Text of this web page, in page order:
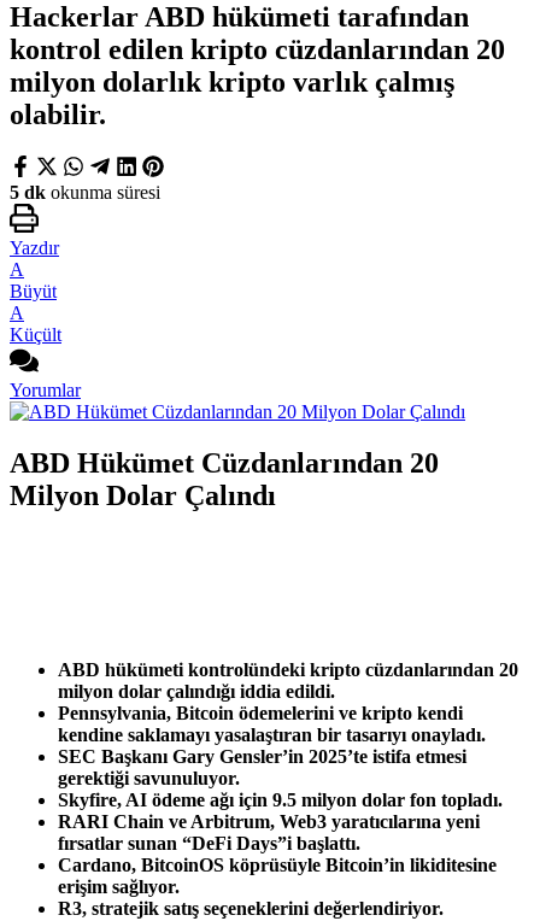
Hackerlar ABD hükümeti tarafından
kontrol edilen kripto cüzdanlarından 20
milyon dolarlık kripto varlık çalmış
olabilir.
5 dk okunma süresi
Yazdır
A
Büyüt
A
Küçült
Yorumlar
ABD Hükümet Cüzdanlarından 20
Milyon Dolar Çalındı
ABD hükümeti kontrolündeki kripto cüzdanlarından 20
milyon dolar çalındığı iddia edildi.
Pennsylvania, Bitcoin ödemelerini ve kripto kendi
kendine saklamayı yasalaştıran bir tasarıyı onayladı.
SEC Başkanı Gary Gensler’in 2025’te istifa etmesi
gerektiği savunuluyor.
Skyfire, AI ödeme ağı için 9.5 milyon dolar fon topladı.
RARI Chain ve Arbitrum, Web3 yaratıcılarına yeni
fırsatlar sunan “DeFi Days”i başlattı.
Cardano, BitcoinOS köprüsüyle Bitcoin’in likiditesine
erişim sağlıyor.
R3, stratejik satış seçeneklerini değerlendiriyor.